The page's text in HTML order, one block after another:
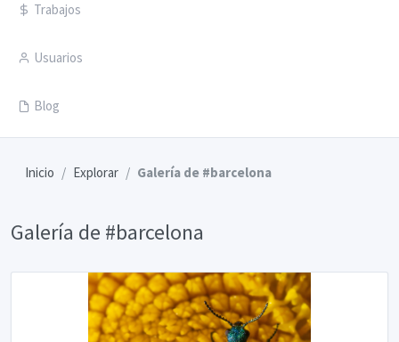
Trabajos
Usuarios
Blog
Inicio Explorar Galería de #barcelona
Galería de #barcelona